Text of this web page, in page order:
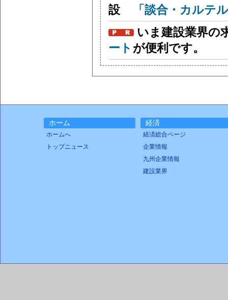
「談合・カルテ
いま建設業界の
ート が便利です。
ホーム
ホームへ
トップニュース
経済
経済総合ページ
企業情報
九州企業情報
建設業界